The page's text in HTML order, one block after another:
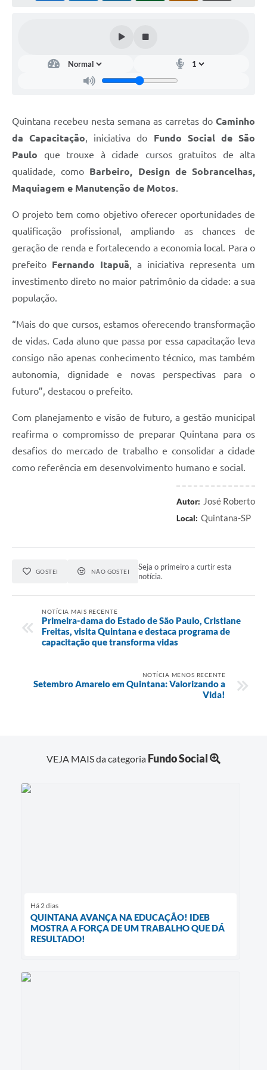
Quintana recebeu nesta semana as carretas do Caminho
da Capacitação , iniciativa do Fundo Social de São
Paulo que trouxe à cidade cursos gratuitos de alta
qualidade, como Barbeiro, Design de Sobrancelhas,
Maquiagem e Manutenção de Motos
O projeto tem como objetivo oferecer oportunidades de
qualificação profissional, ampliando as chances de
geração de renda e fortalecendo a economia local. Para o
prefeito Fernando Itapuã , a iniciativa representa um
investimento direto no maior patrimônio da cidade: a sua
população.
“Mais do que cursos, estamos oferecendo transformação
de vidas. Cada aluno que passa por essa capacitação leva
consigo não apenas conhecimento técnico, mas também
autonomia, dignidade e novas perspectivas para o
futuro”, destacou o prefeito.
Com planejamento e visão de futuro, a gestão municipal
reafirma o compromisso de preparar Quintana para os
desafios do mercado de trabalho e consolidar a cidade
como referência em desenvolvimento humano e social.
Autor: José Roberto
Local: Quintana-SP
GOSTEI NÃO GOSTEI
Seja o primeiro a curtir esta
notícia.
NOTÍCIA MAIS RECENTE
Primeira-dama do Estado de São Paulo, Cristiane
Freitas, visita Quintana e destaca programa de
capacitação que transforma vidas
NOTÍCIA MENOS RECENTE
Setembro Amarelo em Quintana: Valorizando a
Vida!
VEJA MAIS da categoria Fundo Social
Há 2 dias
QUINTANA AVANÇA NA EDUCAÇÃO! IDEB
MOSTRA A FORÇA DE UM TRABALHO QUE DÁ
RESULTADO!